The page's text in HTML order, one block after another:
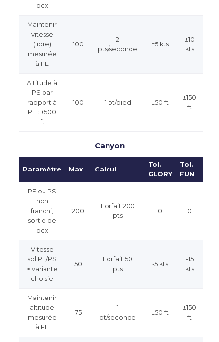
box
Maintenir
vitesse
(libre)
mesurée
à PE
100
2
pts/seconde
±5 kts
±10
kts
Altitude à
PS par
rapport à
PE : +500
ft
100 1 pt/pied ±50 ft
±150
ft
Canyon
Paramètre Max Calcul
Tol.
GLORY
Tol.
FUN
PE ou PS
non
franchi,
sortie de
box
200
Forfait 200
pts
0 0
Vitesse
sol PE/PS
≥ variante
choisie
50
Forfait 50
pts
-5 kts
-15
kts
Maintenir
altitude
mesurée
à PE
75
1
pt/seconde
±50 ft
±150
ft